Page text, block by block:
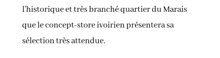
l’historique et très branché quartier du Marais
que le concept-store ivoirien présentera sa
sélection très attendue.